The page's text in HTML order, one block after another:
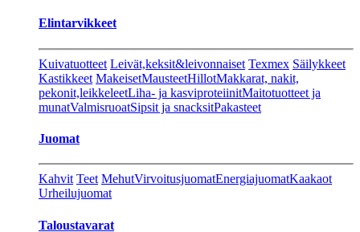
Elintarvikkeet
Kuivatuotteet Leivät,keksit&leivonnaiset Texmex Säilykkeet
Kastikkeet MakeisetMausteetHillotMakkarat, nakit,
pekonit,leikkeleetLiha- ja kasviproteiinitMaitotuotteet ja
munatValmisruoatSipsit ja snacksitPakasteet
Juomat
Kahvit Teet MehutVirvoitusjuomatEnergiajuomatKaakaot
Urheilujuomat
Taloustavarat